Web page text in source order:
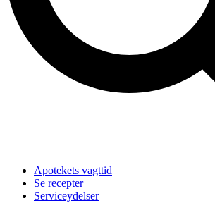
Apotekets vagttid
Se recepter
Serviceydelser